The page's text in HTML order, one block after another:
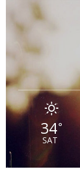
34°
SAT